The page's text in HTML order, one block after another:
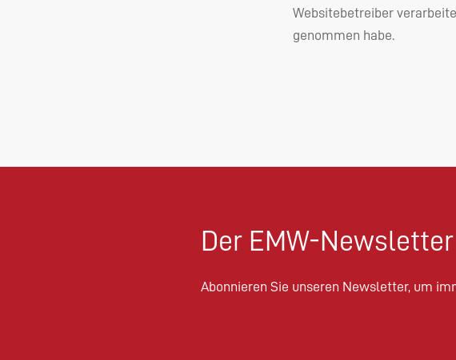
Websitebetreiber
genommen habe.
Der EMW-Newsletter
Abonnieren Sie unseren Newsletter, um